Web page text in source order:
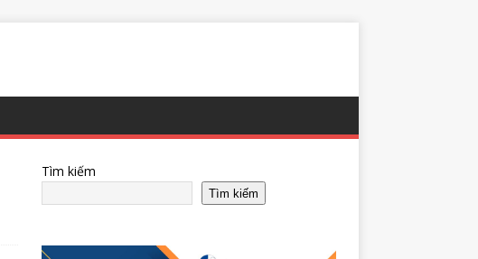
Tìm kiếm
Tìm kiếm